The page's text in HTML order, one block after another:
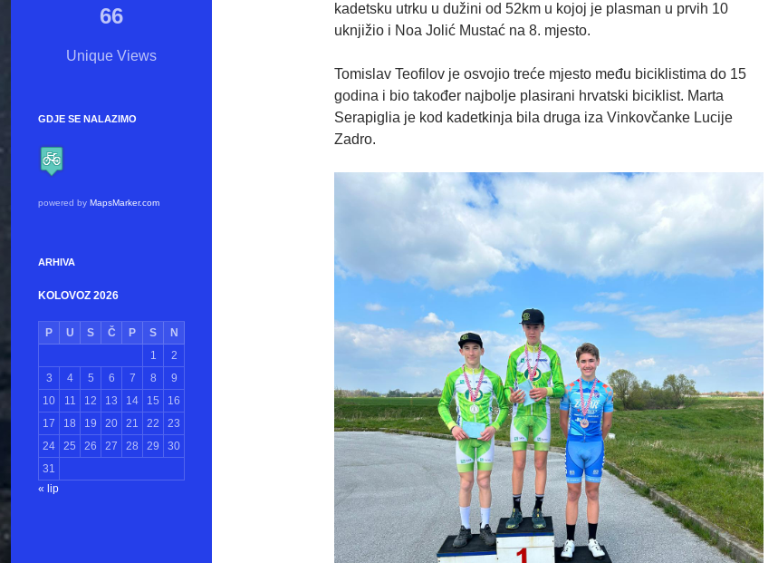
kadetsku utrku u dužini od 52km u kojoj je plasman u prvih 10
uknjižio i Noa Jolić Mustać na 8. mjesto.
Tomislav Teofilov je osvojio treće mjesto među biciklistima do 15
godina i bio također najbolje plasirani hrvatski biciklist. Marta
Serapiglia je kod kadetkinja bila druga iza Vinkovčanke Lucije
Zadro.
66
Unique Views
GDJE SE NALAZIMO
powered by MapsMarker.com
ARHIVA
KOLOVOZ 2026
P U S Č P S
N
1
2
3
4 5 6 7 8
9
10
11 12 13 14 15
16
17
18 19 20 21 22
23
24
25 26 27 28 29
30
31
« lip